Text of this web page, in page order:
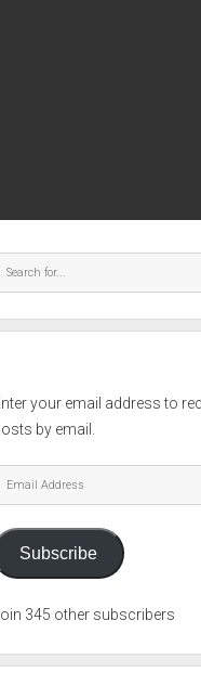
your email address to
by email.
Subscribe
345 other subscribers